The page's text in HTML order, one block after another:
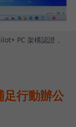
PC 架構認證，
足行動辦公